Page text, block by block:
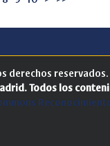
derechos reservados.
Todos los